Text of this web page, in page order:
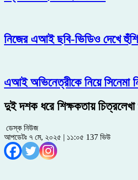
নিজের এআই ছবি-ভিডিও দেখে
এআই অভিনেত্রীকে নিয়ে সিনেমা
দুই দশক ধরে শিক্ষকতায়
ডেস্ক নিউজ
আপডেটঃ ৭ মে, ২০২৫ | ১১:০৫ 137 ভিউ